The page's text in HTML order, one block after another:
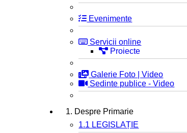
Evenimente
Servicii online
Proiecte
Galerie Foto | Video
Sedinte publice - Video
1. Despre Primarie
1.1 LEGISLAȚIE